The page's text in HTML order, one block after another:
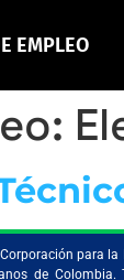
EMPLEO
para
de